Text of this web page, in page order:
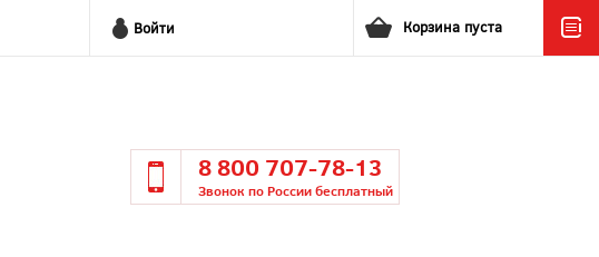
Войти Корзина пуста
8 800 707-78-13
Звонок по России бесплатный